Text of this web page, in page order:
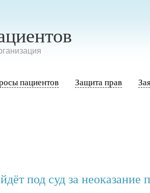
пациентов Защита прав
под суд за неоказание